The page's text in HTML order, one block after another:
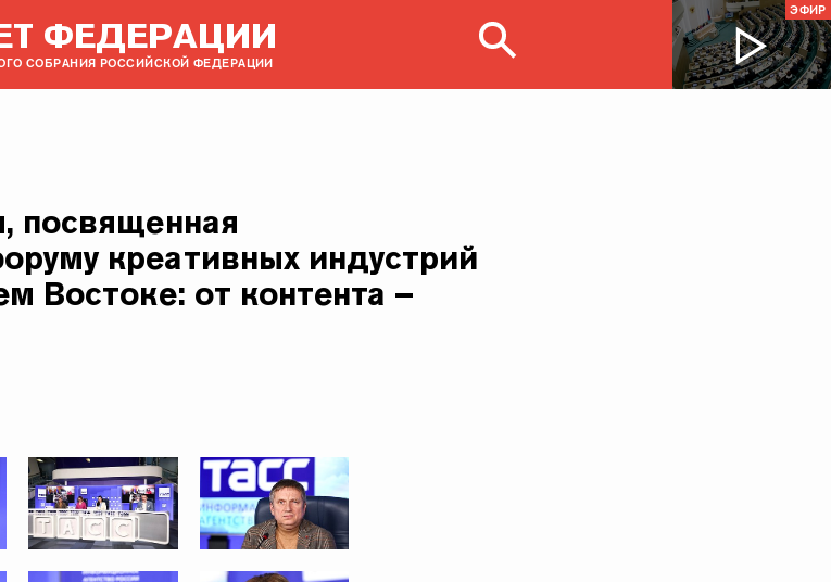
ФЕДЕРАЦИИ
СОБРАНИЯ РОССИЙСКОЙ ФЕДЕРАЦИИ
ЭФИР
посвященная
креативных индустрий
Востоке: от контента –